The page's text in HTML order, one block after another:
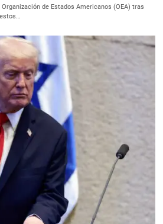
de Estados Americanos (OEA) tras